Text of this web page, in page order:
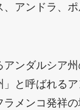
、アンドラ、
ンダルシア
」と呼ばれる
メンコ発祥